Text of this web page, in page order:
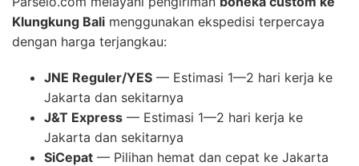
Klungkung Bali menggunakan ekspedisi terpercaya
dengan harga terjangkau:
JNE Reguler/YES — Estimasi 1—2 hari kerja ke
Jakarta dan sekitarnya
J&T Express — Estimasi 1—2 hari kerja ke
Jakarta dan sekitarnya
SiCepat — Pilihan hemat dan cepat ke Jakarta